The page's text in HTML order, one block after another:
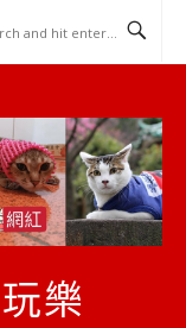
樂